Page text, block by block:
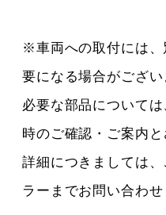
※車両への取付には
要になる場合がござい
必要な部品について
時のご確認・ご案内と
詳細につきましては
ラーまでお問い合わせ